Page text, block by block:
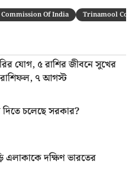
Of India Trinamool
যোগ, ৫ রাশির জীবনে সুখের
৭ আগস্ট
দিতে চলেছে সরকার?
এলাকাকে দক্ষিণ ভারতের